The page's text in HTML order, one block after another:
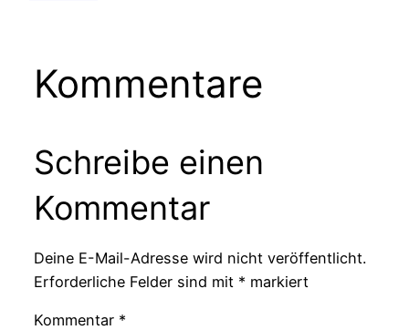
Kommentare
Schreibe einen
Kommentar
Deine E-Mail-Adresse wird nicht veröffentlicht.
Erforderliche Felder sind mit * markiert
Kommentar *